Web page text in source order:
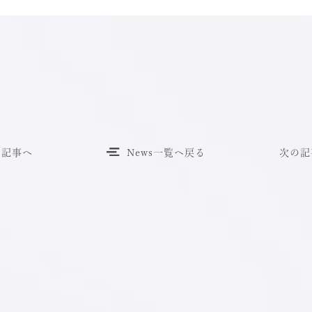
事へ News一覧へ戻る 次の